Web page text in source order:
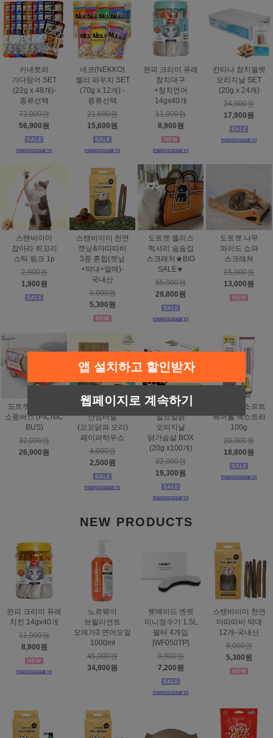
카네토라
가다랑어 SET
(22g x 48개)-
종류선택
72,000원
56,900원
네코(NEKKO)
젤리 파우치 SET
(70g x 12개) -
종류선택
21,600원
15,600원
완피 크리미 퓨레
참치대구
+참치연어
14gx40개
11,900원
8,900원
칸타나 참치필렛
오리지날 SET
(20g x 24개)
24,000원
17,900원
스탠바이미
잡아라 쥐꼬리
스틱 핑크 1p
2,900원
1,900원
스탠바이미 천연
캣닢&마따따비
3종 혼합(캣닢
+막대+열매)-
국내산
8,000원
5,300원
도트캣 엘리스
럭셔리 숨숨집
스크래처★BIG
SALE★
55,000원
29,800원
도트캣 냐무
와이드 쇼파
스크래쳐
15,000원
13,000원
도트캣 스크래처
소풍버스 (PICNIC
BUS)
32,000원
26,900원
스탠바이미
안심터널
(꼬꼬닭과 오리)
페이퍼하우스
4,000원
2,500원
태비토퍼
일묘일닭
오리지날
닭가슴살 BOX
(20g x100개)
32,000원
19,300원
짐펫 몰트소프트
헤어볼 엑스트라
100g
20,000원
18,800원
NEW PRODUCTS
완피 크리미 퓨레
치킨 14gx40개
11,900원
8,900원
노르웨이
브릴리언트
오메가3 연어오일
1000ml
45,000원
34,900원
펫메이드 엔펫
미니정수기 1.5L
필터 4개입
[WF050TP]
9,900원
7,200원
스탠바이미 천연
마따따비 막대
12개-국내산
8,000원
5,300원
앱 설치하고 할인받자
웹페이지로 계속하기